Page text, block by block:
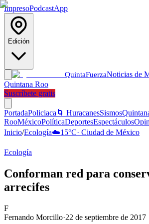
ImpresoPodcastApp
Edición
QuintaFuerzaNoticias de
Quintana Roo
Suscríbete gratis
PortadaPoliciaca 🌀 HuracanesSismos
RooMéxicoPolíticaDeportesEspectáculos
Inicio/Ecología☁️15°C· Ciudad de México
Ecología
Conforman red para
arrecifes
F
Fernando Morcillo·22 de septiembre de 2017